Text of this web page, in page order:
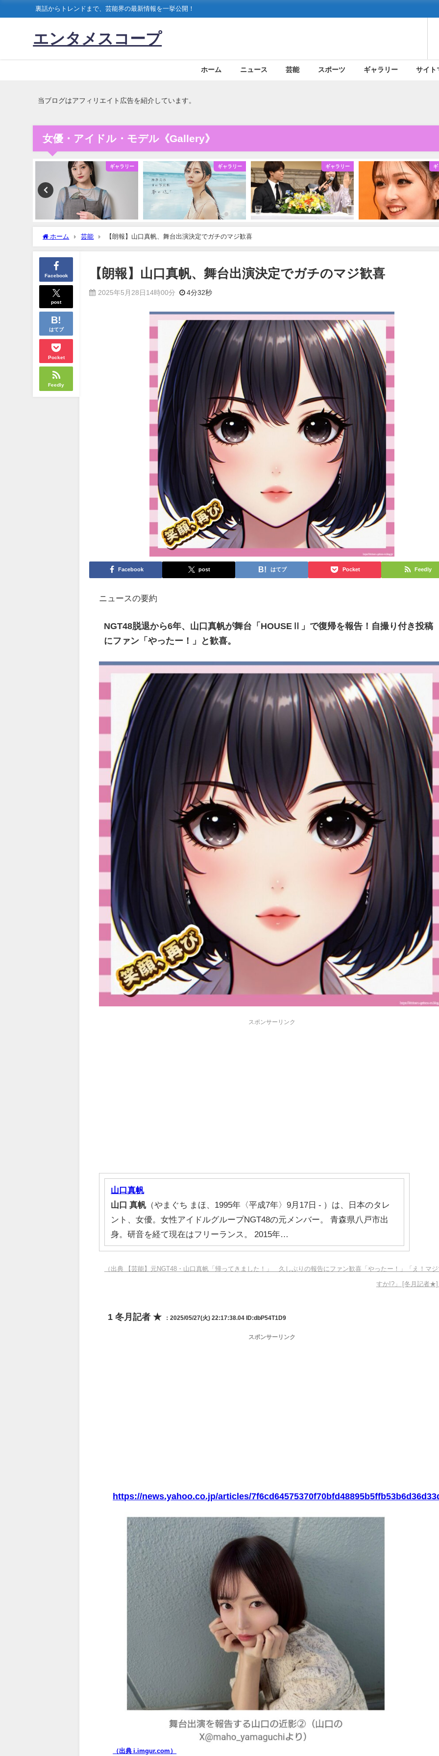
裏話からトレンドまで、芸能界の最新情報を一挙公開！
エンタメスコープ
ホーム ニュース 芸能 スポーツ ギャラリー サイト
当ブログはアフィリエイト広告を紹介しています。
女優・アイドル・モデル《Gallery》
ギャラリー ギャラリー ギャラリー ギ
ホーム 芸能 【朗報】山口真帆、舞台出演決定でガチのマジ歓喜
Facebook
post
はてブ
Pocket
Feedly
【朗報】山口真帆、舞台出演決定でガチのマジ歓喜
2025年5月28日14時00分 4分32秒
Facebook post はてブ Pocket Feedly
ニュースの要約
NGT48脱退から6年、山口真帆が舞台「HOUSEⅡ」で復帰を報告！自撮り付き投稿
にファン「やったー！」と歓喜。
スポンサーリンク
山口真帆
山口 真帆（やまぐち まほ、1995年〈平成7年〉9月17日 - ）は、日本のタレ
ント、女優。女性アイドルグループNGT48の元メンバー。 青森県八戸市出
身。研音を経て現在はフリーランス。 2015年…
（出典 【芸能】元NGT48・山口真帆「帰ってきました！」 久しぶりの報告にファン歓喜「やったー！」「え！マジ
すか!?」 [冬月記者★]
1 冬月記者 ★ ：2025/05/27(火) 22:17:38.04 ID:dbP54T1D9
スポンサーリンク
https://news.yahoo.co.jp/articles/
（出典 i.imgur.com）